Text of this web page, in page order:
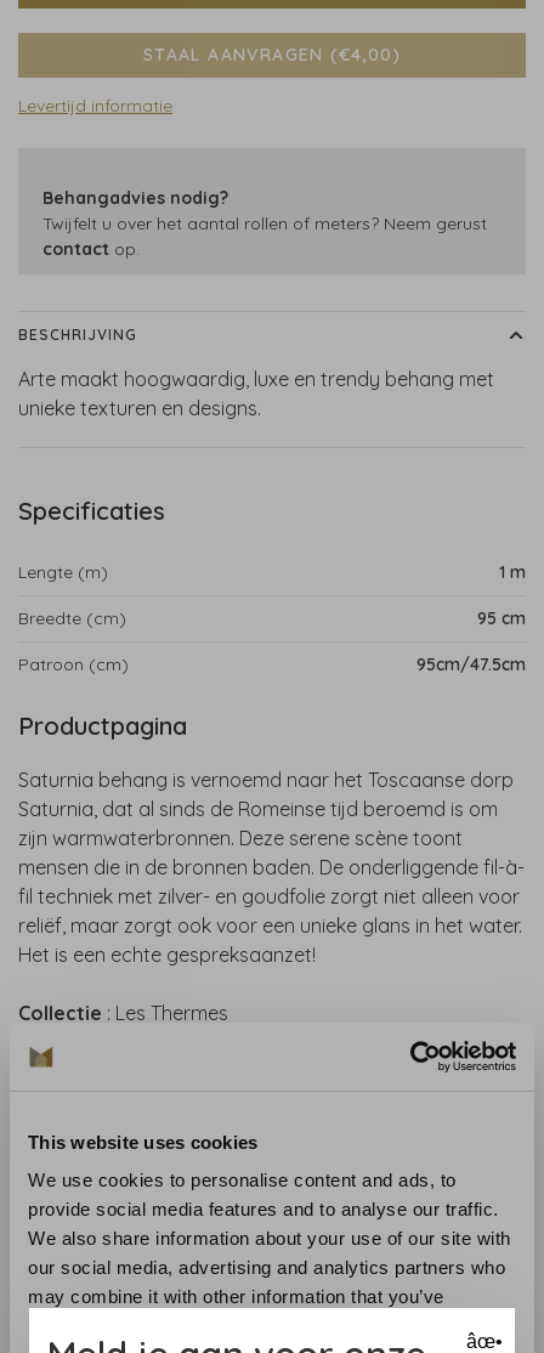
This website uses cookies
We use cookies to personalise content and ads, to
provide social media features and to analyse our traffic.
We also share information about your use of our site with
our social media, advertising and analytics partners who
may combine it with other information that you’ve
STAAL AANVRAGEN (€4,00)
Levertijd informatie
Behangadvies nodig?
Twijfelt u over het aantal rollen of meters? Neem gerust
contact op.
BESCHRIJVING
Arte maakt hoogwaardig, luxe en trendy behang met
unieke texturen en designs.
Specificaties
Lengte (m) 1 m
Breedte (cm) 95 cm
Patroon (cm) 95cm/47.5cm
Productpagina
Saturnia behang is vernoemd naar het Toscaanse dorp
Saturnia, dat al sinds de Romeinse tijd beroemd is om
zijn warmwaterbronnen. Deze serene scène toont
mensen die in de bronnen baden. De onderliggende fil-à-
fil techniek met zilver- en goudfolie zorgt niet alleen voor
reliëf, maar zorgt ook voor een unieke glans in het water.
Het is een echte gespreksaanzet!
Collectie : Les Thermes
Lengte
Breedte
Materiaal
: textielbehang op vlies
(natte lijm afdeppen)
Aanbevolen lijm: Clearpro
Aanbrengen: muur inlijmen. Lees zorgvuldig de
aanwijzing op de wikkel. Bij twijfel helpen wij u graag
Verwijderen: volledig droog verwijderbaar
âœ•